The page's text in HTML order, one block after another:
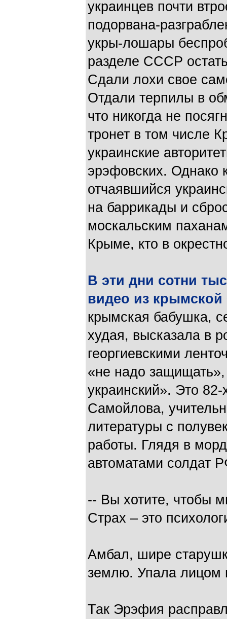
украинцев почти
подорвана-
укры-лошары
разделе СССР
Сдали лохи свое
Отдали терпилы в
что никогда не
тронет в том числе
украинские
эрэфовских. Однако
отчаявшийся
на баррикады и
москальским
Крыме, кто в
В эти дни сотни
видео из
крымская бабушка,
худая, высказала в
георгиевскими
«не надо
украинский». Это
Самойлова,
литературы с
работы. Глядя в
автоматами солдат
-- Вы хотите, чтобы
Страх – это
Амбал, шире
землю. Упала лицом
Так Эрэфия